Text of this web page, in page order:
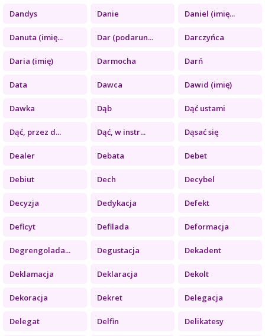
Dandys Danie Daniel (imię...
Danuta (imię... Dar (podarun... Darczyńca
Daria (imię) Darmocha Darń
Data Dawca Dawid (imię)
Dawka Dąb Dąć ustami
Dąć, przez d... Dąć, w instr... Dąsać się
Dealer Debata Debet
Debiut Dech Decybel
Decyzja Dedykacja Defekt
Deficyt Defilada Deformacja
Degrengolada... Degustacja Dekadent
Deklamacja Deklaracja Dekolt
Dekoracja Dekret Delegacja
Delegat Delfin Delikatesy